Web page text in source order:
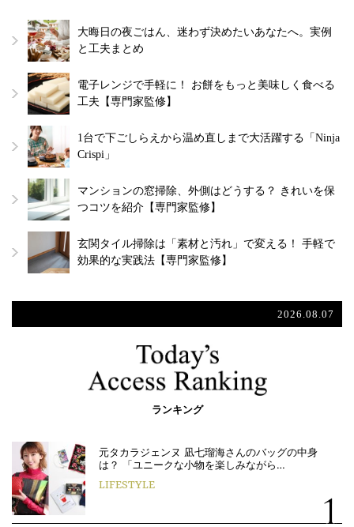
大晦日の夜ごはん、迷わず決めたいあなたへ。実例
と工夫まとめ
電子レンジで手軽に！ お餅をもっと美味しく食べる
工夫【専門家監修】
1台で下ごしらえから温め直しまで大活躍する「Ninja
Crispi」
マンションの窓掃除、外側はどうする？ きれいを保
つコツを紹介【専門家監修】
玄関タイル掃除は「素材と汚れ」で変える！ 手軽で
効果的な実践法【専門家監修】
2026.08.07
ランキング
元タカラジェンヌ 凪七瑠海さんのバッグの中身
は？ 「ユニークな小物を楽しみながら…
LIFESTYLE